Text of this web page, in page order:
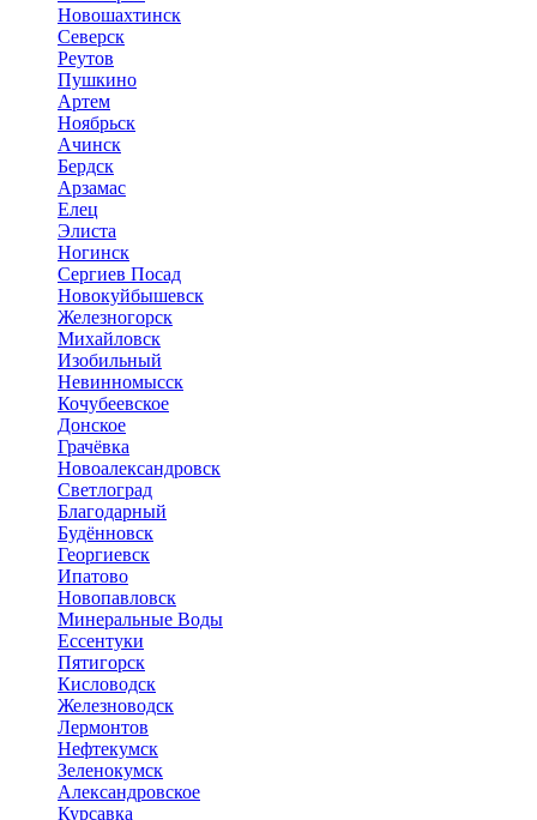
Новошахтинск
Северск
Реутов
Пушкино
Артем
Ноябрьск
Ачинск
Бердск
Арзамас
Елец
Элиста
Ногинск
Сергиев Посад
Новокуйбышевск
Железногорск
Михайловск
Изобильный
Невинномысск
Кочубеевское
Донское
Грачёвка
Новоалександровск
Светлоград
Благодарный
Будённовск
Георгиевск
Ипатово
Новопавловск
Минеральные Воды
Ессентуки
Пятигорск
Кисловодск
Железноводск
Лермонтов
Нефтекумск
Зеленокумск
Александровское
Курсавка